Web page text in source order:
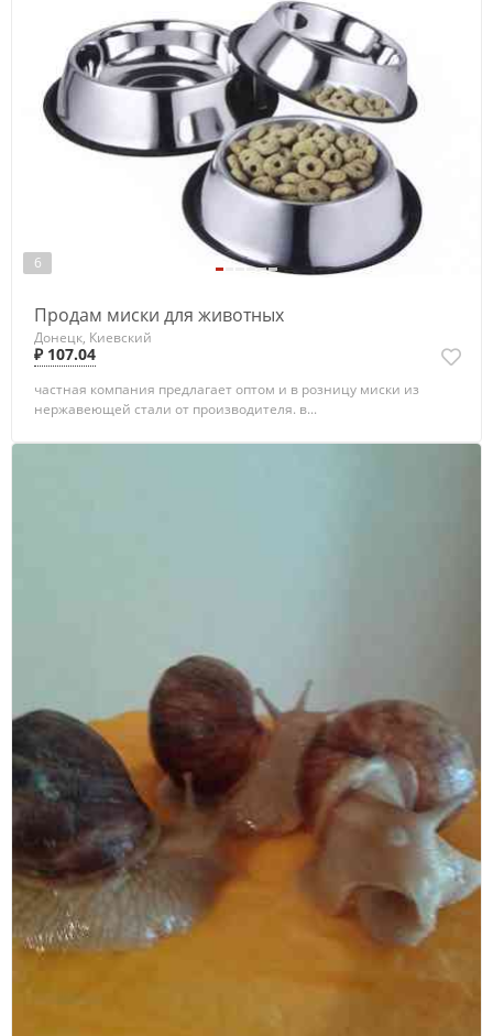
6
Продам миски для животных
Донецк, Киевский
₽ 107.04
частная компания предлагает оптом и в розницу миски из
нержавеющей стали от производителя. в...